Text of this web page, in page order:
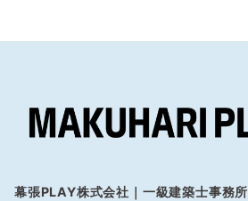
り
幕張PLAY株式会社｜一級建築士事務所